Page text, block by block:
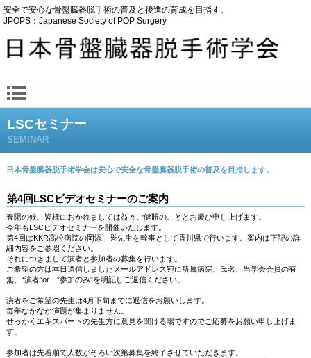
安全で安心な骨盤臓器脱手術の普及と後進の育成を目指す。
JPOPS：Japanese Society of POP Surgery
LSCセミナー
SEMINAR
日本骨盤臓器脱手術学会は安心で安全な骨盤臓器脱手術の普及を目指します。
第4回LSCビデオセミナーのご案内
春陽の候、皆様におかれましては益々ご健勝のこととお慶び申し上げます。
今年もLSCビデオセミナーを開催いたします。
第4回はKKR高松病院の岡添 誉先生を幹事として香川県で行います。案内は下記の詳
細内容をご参照ください。
それにつきまして演者と参加者の募集を行います。
ご希望の方は本日送信しましたメールアドレス宛に所属病院、氏名、当学会会員の有
無、“演者”or ”参加のみ”を明記しご返信ください。
演者をご希望の先生は4月下旬までに返信をお願いします。
毎年なかなか演題が集まりません。
せっかくエキスパートの先生方に意見を聞ける場ですのでご応募をお願い申し上げま
す。
参加者は先着順で人数がそろい次第募集を終了させていただきます。